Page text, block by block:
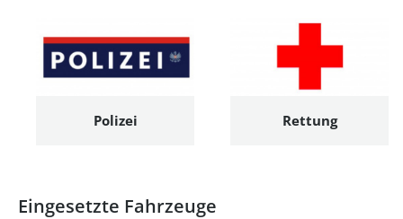
Polizei Rettung
Eingesetzte Fahrzeuge